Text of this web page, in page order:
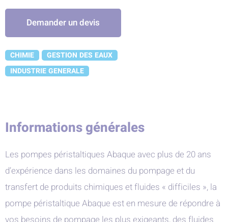
Demander un devis
CHIMIE
GESTION DES EAUX
INDUSTRIE GENERALE
Informations générales
Les pompes péristaltiques Abaque avec plus de 20 ans
d’expérience dans les domaines du pompage et du
transfert de produits chimiques et fluides « difficiles », la
pompe péristaltique Abaque est en mesure de répondre à